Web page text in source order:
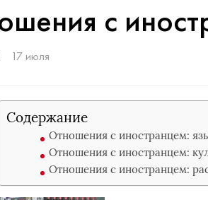
с
17 июля
Содержание
Отношения с иностранцем:
Отношения с иностранцем:
Отношения с иностранцем: